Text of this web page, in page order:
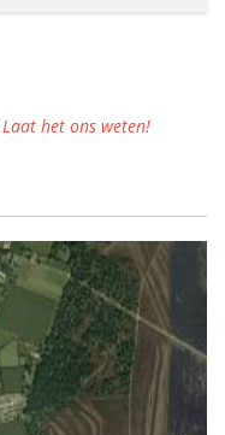
Laat het ons weten!